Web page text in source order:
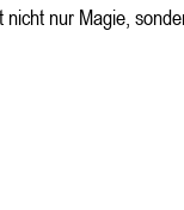
nicht nur Magie,